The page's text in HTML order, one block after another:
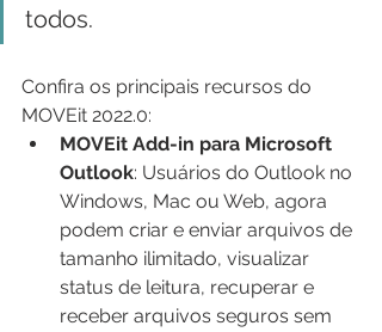
todos.
Confira os principais recursos do
MOVEit 2022.0:
MOVEit Add-in para Microsoft
Outlook: Usuários do Outlook no
Windows, Mac ou Web, agora
podem criar e enviar arquivos de
tamanho ilimitado, visualizar
status de leitura, recuperar e
receber arquivos seguros sem